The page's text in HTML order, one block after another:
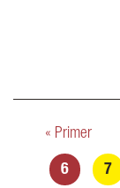
Pàgines
« Primer
6 7